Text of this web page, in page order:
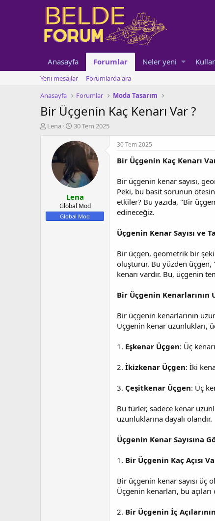
Anasayfa Forumlar Neler yeni
Yeni mesajlar
Forumlarda ara
Anasayfa
Forumlar Moda Tasarım
Bir Üçgenin Kaç Kenarı Var ?
K
a
t
Lena
B
ş
n
g
ı
ç
t
a
r
30 Tem 2025
Lena
Global Mod
Global Mod
30 Tem 2025
Bir Üçgenin Kaç Kenarı
Bir üçgenin kenar sayısı,
Peki, bu basit sorunun
etkiler? Bu yazıda, "Bir
edineceğiz.
Üçgenin Kenar Sayısı ve
Bir üçgen, geometrik bir
oluşturur. Bu yüzden
kenarı vardır. Bu, üçgenin
Bir Üçgenin
Bir üçgenin kenarlarının
Üçgenin kenar uzunlukları,
1. Eşkenar Üçgen: Üç
2. İkizkenar Üçgen: İki
3. Çeşitkenar Üçgen: Üç
Bu türler, sadece kenar
uzunluklarına dayalı olandır.
Üçgenin Kenar Sayısına
1. Bir Üçgenin Kaç Açısı
Bir üçgenin kenar sayısı üç
Üçgenin kenarları, bu
2. Bir Üçgenin İç